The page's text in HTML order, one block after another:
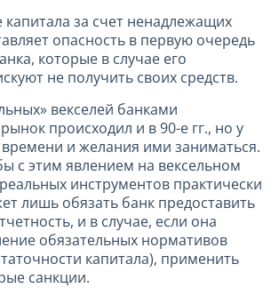
за счет ненадлежащих
опасность в первую очередь
которые в случае его
не получить своих средств.
векселей банками
происходил и в 90-е гг., но у
и желания ими заниматься.
с этим явлением на вексельном
инструментов практически
лишь обязать банк предоставить
и в случае, если она
обязательных нормативов
капитала), применить
санкции.